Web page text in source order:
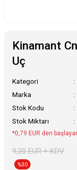
Kinamant
Uç
Kategori
Marka
Stok Kodu
Stok Miktarı
*0,79 EUR den
9,20 EUR + KDV
%30